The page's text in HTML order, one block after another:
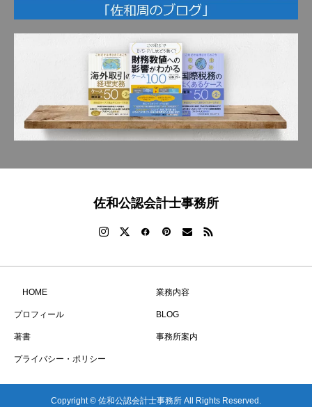
佐和公認会計士事務所
HOME 業務内容
プロフィール BLOG
著書 事務所案内
プライバシー・ポリシー
Copyright © 佐和公認会計士事務所 All Rights Reserved.